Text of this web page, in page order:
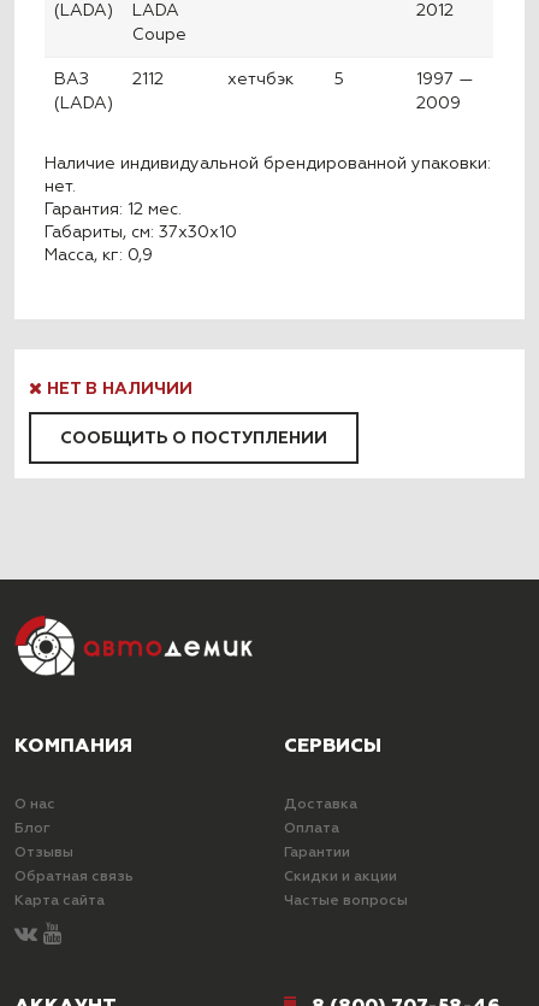
(LADA)
LADA
Coupe
2012
ВАЗ
(LADA)
2112 хетчбэк 5
1997 —
2009
Наличие индивидуальной брендированной упаковки:
нет.
Гарантия: 12 мес.
Габариты, см: 37x30x10
Масса, кг: 0,9
НЕТ В НАЛИЧИИ
СООБЩИТЬ О ПОСТУПЛЕНИИ
КОМПАНИЯ
О нас
Блог
Отзывы
Обратная связь
Карта сайта
СЕРВИСЫ
Доставка
Оплата
Гарантии
Скидки и акции
Частые вопросы